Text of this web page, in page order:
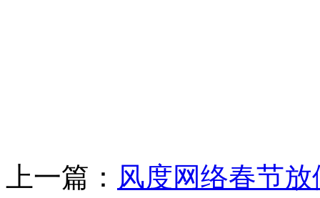
上一篇： 风度网络春节